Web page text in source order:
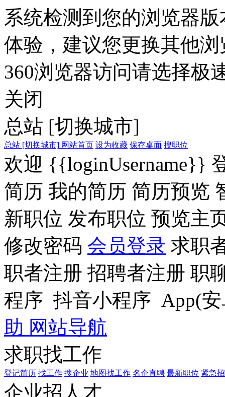
系统检测到您的浏览器
体验，建议您更换其他
360浏览器访问请选择极
关闭
总站 [切换城市]
总站 [切换城市] 网站首页 设为收藏 保存桌面 搜职位
欢迎 {{loginUsername}}
简历 我的简历 简历预览
新职位 发布职位 预览主
修改密码 会员登录 求职
职者注册 招聘者注册 职
程序 抖音小程序 App(
助 网站导航
求职找工作
登记简历 找工作 搜企业 地图找工作 名企直聘 最新职位 紧急
企业招人才